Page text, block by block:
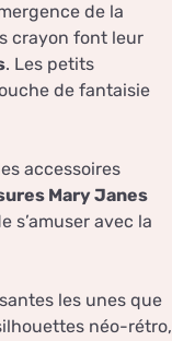
de la
crayon font leur
. Les petits
de fantaisie
accessoires
Mary Janes
s’amuser avec la
les unes que
néo-rétro,